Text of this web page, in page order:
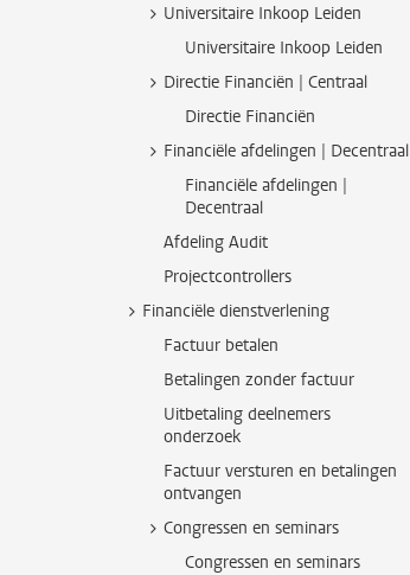
Universitaire Inkoop Leiden
Universitaire Inkoop Leiden
Directie Financiën | Centraal
Directie Financiën
Financiële afdelingen | Decentraal
Financiële afdelingen |
Decentraal
Afdeling Audit
Projectcontrollers
Financiële dienstverlening
Factuur betalen
Betalingen zonder factuur
Uitbetaling deelnemers
onderzoek
Factuur versturen en betalingen
ontvangen
Congressen en seminars
Congressen en seminars